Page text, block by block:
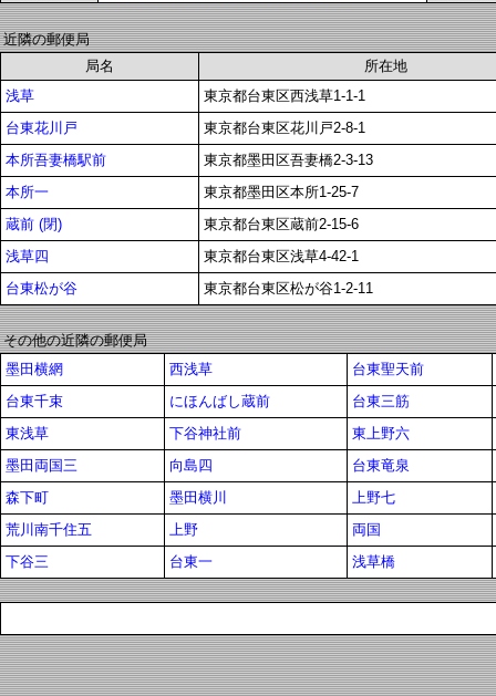
近隣の郵便局
局名
所在地
浅草
東京都台東区西浅草1-1-1
台東花川戸
東京都台東区花川戸2-8-1
本所吾妻橋駅前
東京都墨田区吾妻橋2-3-13
本所一
東京都墨田区本所1-25-7
蔵前 (閉)
東京都台東区蔵前2-15-6
浅草四
東京都台東区浅草4-42-1
台東松が谷
東京都台東区松が谷1-2-11
その他の近隣の郵便局
墨田横網
西浅草
台東聖天前
台東千束
にほんばし蔵前
台東三筋
東浅草
下谷神社前
東上野六
墨田両国三
向島四
台東竜泉
森下町
墨田横川
上野七
荒川南千住五
上野
両国
下谷三
台東一 浅草橋